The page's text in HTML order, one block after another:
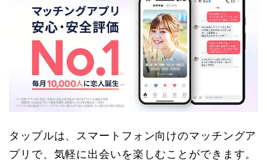
タップルは、スマートフォン向けのマッチングア
プリで、気軽に出会いを楽しむことができます。